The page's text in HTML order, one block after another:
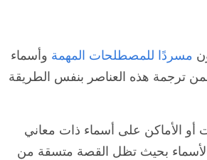
مسردًا للمصطلحات المهمة وأسماء
ترجمة هذه العناصر بنفس الطريقة
أو الأماكن على أسماء ذات معاني
بحيث تظل القصة متسقة من